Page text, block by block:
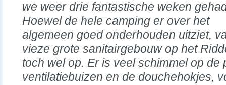
we weer drie fantastische weken
Hoewel de hele camping er over het
algemeen goed onderhouden uitziet,
vieze grote sanitairgebouw op het
toch wel op. Er is veel schimmel op de
ventilatiebuizen en de douchehokjes,